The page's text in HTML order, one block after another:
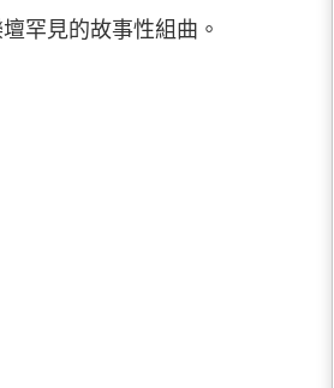
罕見的故事性組曲。